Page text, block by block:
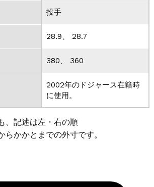
投手
28.9、 28.7
380、 360
2002年のドジャース在籍時
に使用。
、記述は左・右の順
かかとまでの外寸です。